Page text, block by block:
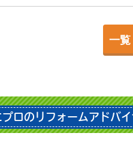
一覧
ロのリフォームアドバ